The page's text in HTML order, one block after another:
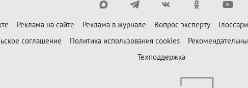
Реклама на сайте Реклама в журнале Вопрос эксперту
соглашение
Политика использования cookies
Техподдержка